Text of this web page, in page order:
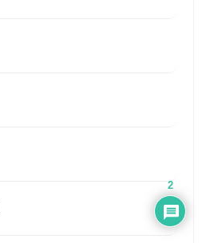
2